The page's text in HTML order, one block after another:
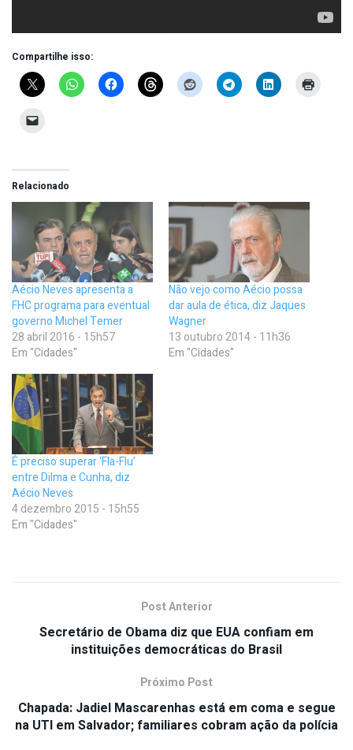
Compartilhe isso:
Relacionado
Aécio Neves apresenta a
FHC programa para eventual
governo Michel Temer
28 abril 2016 - 15h57
Em "Cidades"
Não vejo como Aécio possa
dar aula de ética, diz Jaques
Wagner
13 outubro 2014 - 11h36
Em "Cidades"
É preciso superar ‘Fla-Flu’
entre Dilma e Cunha, diz
Aécio Neves
4 dezembro 2015 - 15h55
Em "Cidades"
Post Anterior
Secretário de Obama diz que EUA confiam em
instituições democráticas do Brasil
Próximo Post
Chapada: Jadiel Mascarenhas está em coma e segue
na UTI em Salvador; familiares cobram ação da polícia